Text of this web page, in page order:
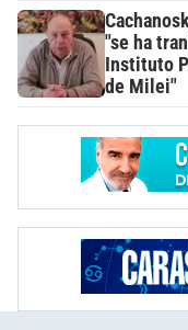
"se ha
Instituto
de Milei"